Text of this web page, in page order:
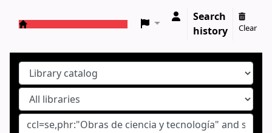
Search
history
Clear